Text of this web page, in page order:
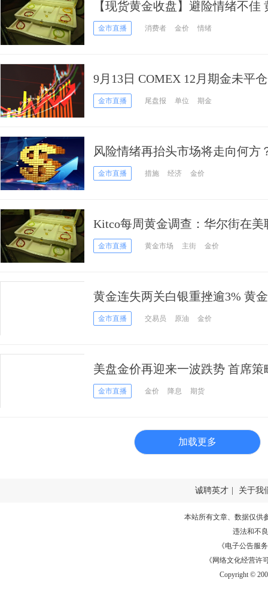
【现货黄金收盘】避险情绪不
观金市直播 消费者 金价 情绪
9月13日 COMEX 12月期金未平
金市直播 尾盘报 单位 期金
风险情绪再抬头市场将走向何方
分析预测
金市直播 措施 经济 金价
Kitco每周黄金调查：华尔街在
散户仍看涨
金市直播 黄金市场 主街 金价
黄金连失两关白银重挫逾3% 黄
金市直播 交易员 原油 金价
美盘金价再迎来一波跌势 首席
稳 黄金正在构筑底部
金市直播 金价 降息 期货
加载更多
诚聘英才 关于我
本站所有文章、数据仅供
违法和不
《电子公告服务
《网络文化经营许
Copyright ©